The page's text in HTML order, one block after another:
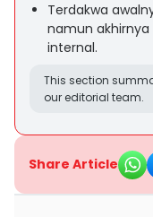
Terdakwa
namun
internal.
This section
our editorial team.
Share Article